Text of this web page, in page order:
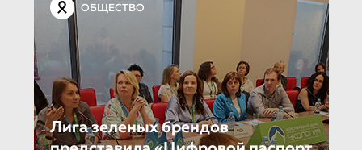
ОБЩЕСТВО
Лига зеленых брендов